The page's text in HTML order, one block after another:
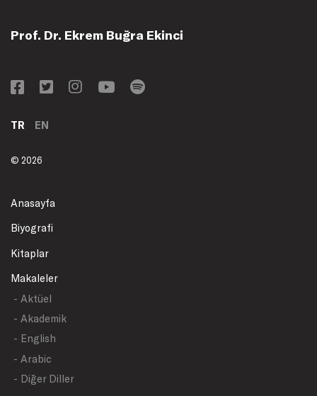
Prof. Dr. Ekrem Buğra Ekinci
TR EN
© 2026
Anasayfa
Biyografi
Kitaplar
Makaleler
- Aktüel
- Akademik
- English
- Arabic
- Diğer Diller